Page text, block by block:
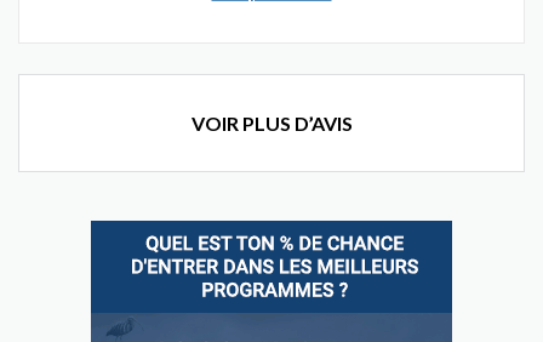
VOIR PLUS D’AVIS